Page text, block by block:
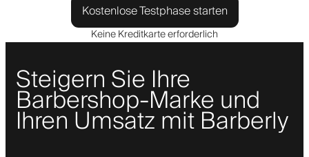
Kostenlose Testphase starten
Keine Kreditkarte erforderlich
Steigern Sie Ihre
Barbershop-Marke und
Ihren Umsatz mit Barberly